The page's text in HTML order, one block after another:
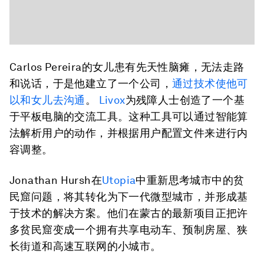
Carlos Pereira的女儿患有先天性脑瘫，无法走路
和说话，于是他建立了一个公司， 通过技术使他可
以和女儿去沟通 。 Livox为残障人士创造了一个基
于平板电脑的交流工具。这种工具可以通过智能算
法解析用户的动作，并根据用户配置文件来进行内
容调整。
Jonathan Hursh在Utopia中重新思考城市中的贫
民窟问题，将其转化为下一代微型城市，并形成基
于技术的解决方案。他们在蒙古的最新项目正把许
多贫民窟变成一个拥有共享电动车、预制房屋、狭
长街道和高速互联网的小城市。